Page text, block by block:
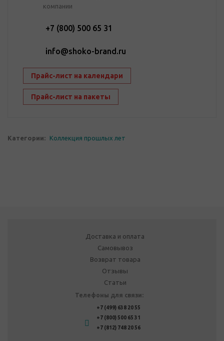
компании
+7 (800) 500 65 31
info@shoko-brand.ru
Прайс-лист на календари
Прайс-лист на пакеты
Категории: Коллекция прошлых лет
Доставка и оплата
Самовывоз
Возврат товара
Отзывы
Статьи
Телефоны для связи:
+7 (499) 638 20 55
+7 (800) 500 65 31
+7 (812) 748 20 56